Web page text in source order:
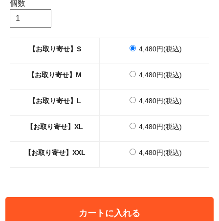
個数
【お取り寄せ】S
【お取り寄せ】M
【お取り寄せ】L
【お取り寄せ】XL
【お取り寄せ】XXL
4,480円(税込)
4,480円(税込)
4,480円(税込)
4,480円(税込)
4,480円(税込)
カートに入れる